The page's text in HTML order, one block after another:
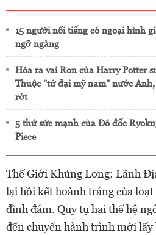
15 người nổi tiếng có ngoại hình
ngỡ ngàng
Hóa ra vai Ron của Harry Potter
Thuộc "tứ đại mỹ nam" nước
rớt
5 thứ sức mạnh của Đô đốc
Piece
Thế Giới Khủng Long: Lãnh
lại hồi kết hoành tráng của
đình đám. Quy tụ hai thế hệ
đến chuyến hành trình mới lấy